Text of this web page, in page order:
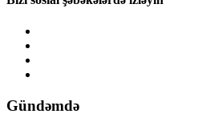
Gündəmdə